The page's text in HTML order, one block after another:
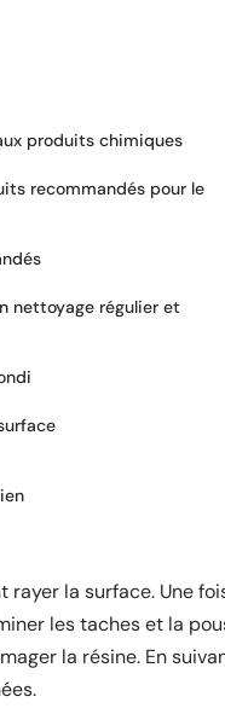
produits chimiques
recommandés pour le
nettoyage régulier et
la surface. Une
les taches et la
la résine. En